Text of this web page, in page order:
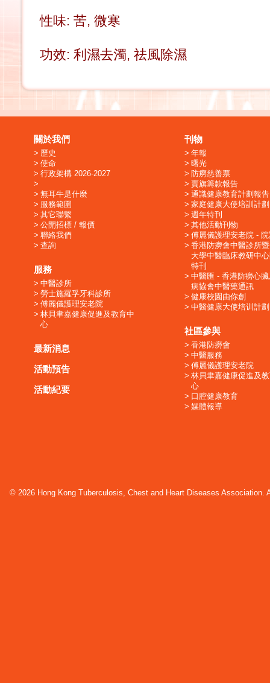
性味: 苦, 微寒
功效: 利濕去濁, 祛風除濕
關於我們
歷史
使命
行政架構 2026-2027
無耳牛是什麼
服務範圍
其它聯繫
公開招標 / 報價
聯絡我們
查詢
服務
中醫診所
勞士施羅孚牙科診所
傅麗儀護理安老院
林貝聿嘉健康促進及教育中
心
最新消息
活動預告
活動紀要
刊物
年報
曙光
防癆慈善票
賣旗籌款報告
通識健康教育計劃報告
家庭健康大使培訓計劃
週年特刊
其他活動刊物
傅麗儀護理安老院 -
香港防癆會中醫診所
大學中醫臨床教研中
特刊
中醫匯 - 香港防癆心
病協會中醫藥通訊
健康校園由你創
中醫健康大使培训計劃
社區參與
香港防癆會
中醫服務
傅麗儀護理安老院
林貝聿嘉健康促進及
心
口腔健康教育
媒體報導
© 2026 Hong Kong Tuberculosis, Chest and Heart Diseases Association.